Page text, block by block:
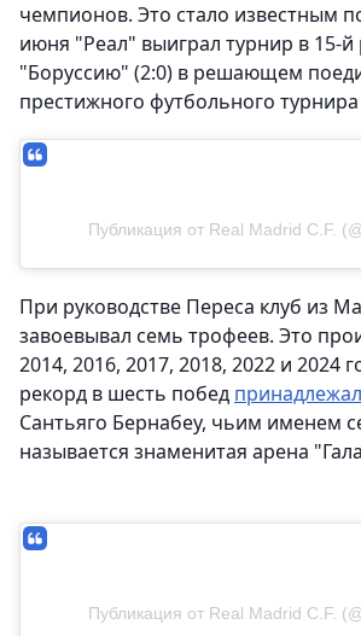
чемпионов. Это стало известным
июня "Реал" выиграл турнир в 15-й
"Боруссию" (2:0) в решающем
престижного футбольного
Публикация от Real Madrid C.F.
При руководстве Переса клуб из
завоевывал семь трофеев. Это
2014, 2016, 2017, 2018, 2022 и 2024
рекорд в шесть побед принадлежал
Сантьяго Бернабеу, чьим именем
называется знаменитая арена
Публикация от Real Madrid C.F.